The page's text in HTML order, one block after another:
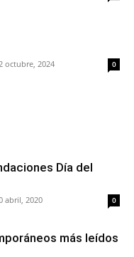
octubre, 2024 0
Día del
abril, 2020 0
más leídos